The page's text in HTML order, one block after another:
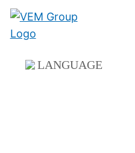
LANGUAGE